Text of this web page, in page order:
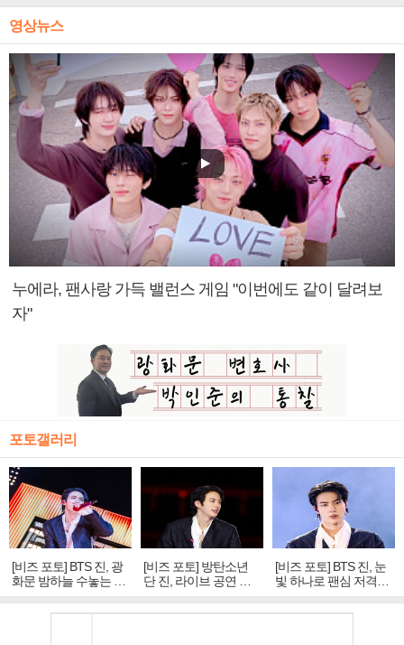
영상뉴스
누에라, 팬사랑 가득 밸런스 게임 "이번에도 같이 달려보
자"
포토갤러리
[비즈 포토] BTS 진, 광
화문 밤하늘 수놓는 '비
주얼 킹'의 열창
[비즈 포토] 방탄소년
단 진, 라이브 공연 중
빛나는 독보적 아우라
[비즈 포토] BTS 진, 눈
빛 하나로 팬심 저격…
독보적 카리스마